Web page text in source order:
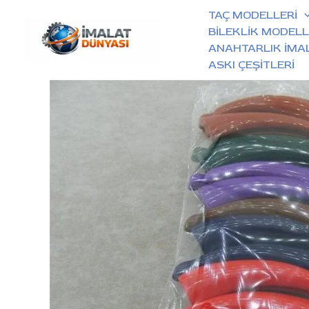
TAÇ MODELLERİ
BİLEKLİK
ANAHTARLIK
ASKI ÇEŞİTLERİ